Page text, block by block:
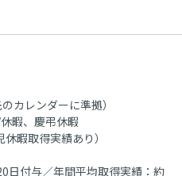
カレンダーに準拠）
暇、慶弔休暇
暇取得実績あり）
日付与／年間平均取得実績：約